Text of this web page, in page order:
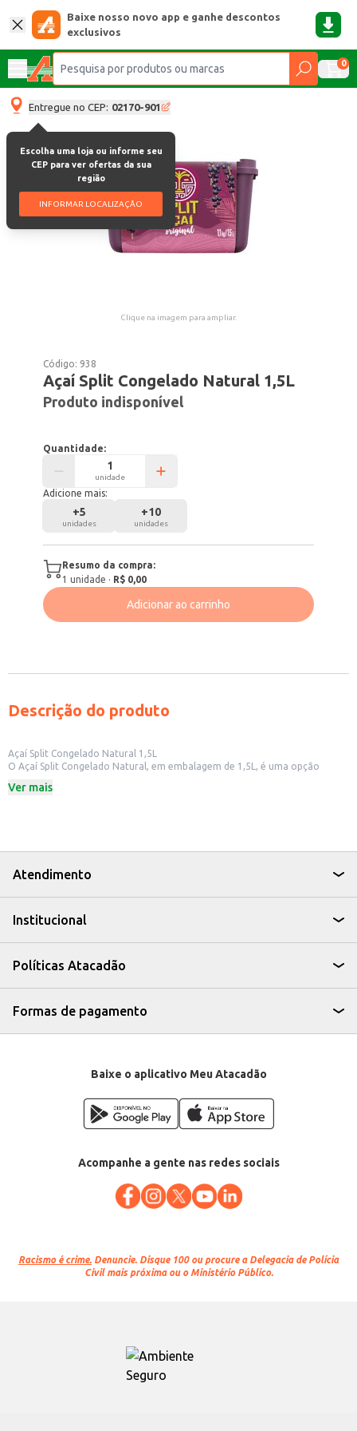
Baixe nosso novo app e ganhe descontos
exclusivos
0
Entregue no CEP: 02170-901
Escolha uma loja ou informe seu
CEP para ver ofertas da sua
região
INFORMAR LOCALIZAÇÃO
Clique na imagem para ampliar.
Código: 938
Açaí Split Congelado Natural 1,5L
Produto indisponível
Quantidade:
unidade
Adicione mais:
+5
unidades
+10
unidades
Resumo da compra:
1 unidade · R$ 0,00
Adicionar ao carrinho
Descrição do produto
Açaí Split Congelado Natural 1,5L
O Açaí Split Congelado Natural, em embalagem de 1,5L, é uma opção
seja para consumo doméstico ou para oferecer em seu estabelecimento
Perfeito para lanchonetes e sorveterias que desejam oferecer açaí aos seus
clientes.
Com o Açaí Split Congelado Natural, você tem a praticidade de um produto
Ver mais
Atendimento
Institucional
Políticas Atacadão
Formas de pagamento
Baixe o aplicativo Meu Atacadão
Acompanhe a gente nas redes sociais
Racismo é crime. Denuncie. Disque 100 ou procure a Delegacia de Polícia
Civil mais próxima ou o Ministério Público.